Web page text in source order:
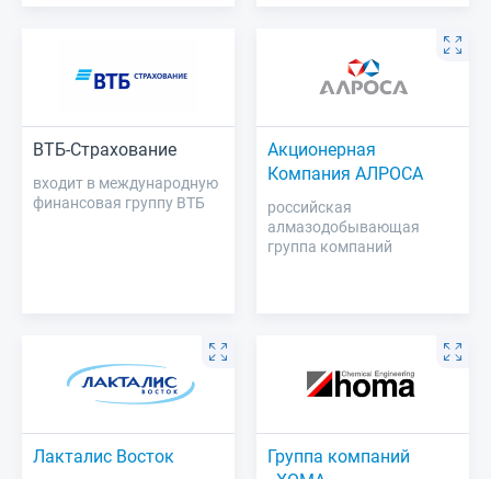
ВТБ-Страхование
входит в международную
финансовая группу ВТБ
Акционерная
Компания АЛРОСА
российская
алмазодобывающая
группа компаний
Лакталис Восток
Группа компаний